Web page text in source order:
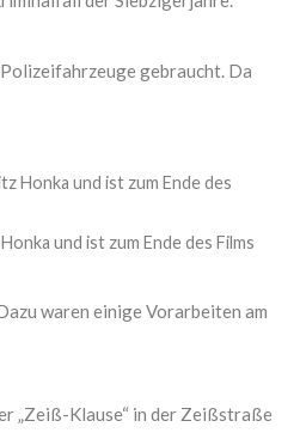
gebraucht. Da
und ist zum Ende des Films
waren einige Vorarbeiten am
„Zeiß-Klause“ in der Zeißstraße